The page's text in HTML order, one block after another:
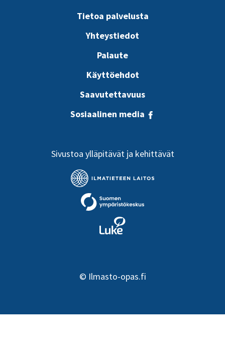
Tietoa palvelusta
Yhteystiedot
Palaute
Käyttöehdot
Saavutettavuus
Sosiaalinen media
Sivustoa ylläpitävät ja kehittävät
© Ilmasto-opas.fi